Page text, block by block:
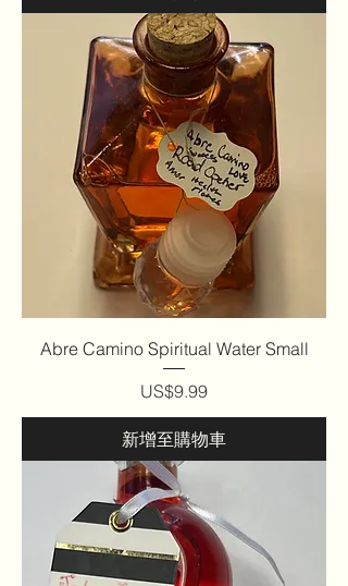
Abre Camino Spiritual Water Small
價格
US$9.99
新增至購物車